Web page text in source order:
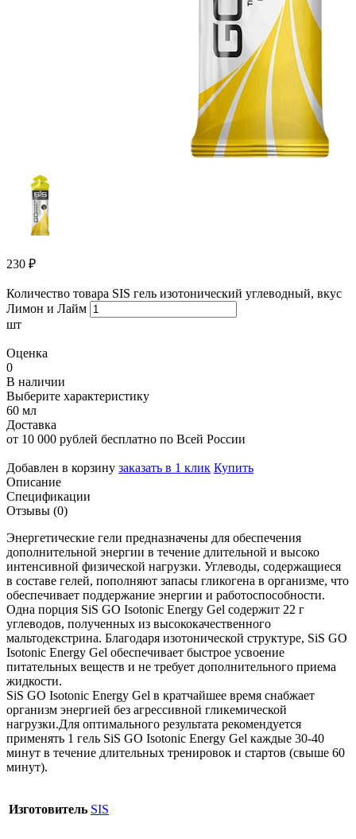
230 ₽
Количество товара SIS гель изотонический углеводный, вкус
Лимон и Лайм
шт
Оценка
0
В наличии
Выберите характеристику
60 мл
Доставка
от 10 000 рублей бесплатно по Всей России
Добавлен в корзину заказать в 1 клик Купить
Описание
Спецификации
Отзывы (0)
Энергетические гели предназначены для обеспечения
дополнительной энергии в течение длительной и высоко
интенсивной физической нагрузки. Углеводы, содержащиеся
в составе гелей, пополняют запасы гликогена в организме, что
обеспечивает поддержание энергии и работоспособности.
Одна порция SiS GO Isotonic Energy Gel содержит 22 г
углеводов, полученных из высококачественного
мальтодекстрина. Благодаря изотонической структуре, SiS GO
Isotonic Energy Gel обеспечивает быстрое усвоение
питательных веществ и не требует дополнительного приема
жидкости.
SiS GO Isotonic Energy Gel в кратчайшее время снабжает
организм энергией без агрессивной гликемической
нагрузки.Для оптимального результата рекомендуется
применять 1 гель SiS GO Isotonic Energy Gel каждые 30-40
минут в течение длительных тренировок и стартов (свыше 60
минут).
Изготовитель SIS